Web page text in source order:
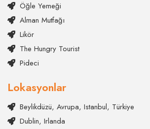
Öğle Yemeği
Alman Mutfağı
Likör
The Hungry Tourist
Pideci
Lokasyonlar
Beylikdüzü, Avrupa, Istanbul, Türkiye
Dublin, Irlanda